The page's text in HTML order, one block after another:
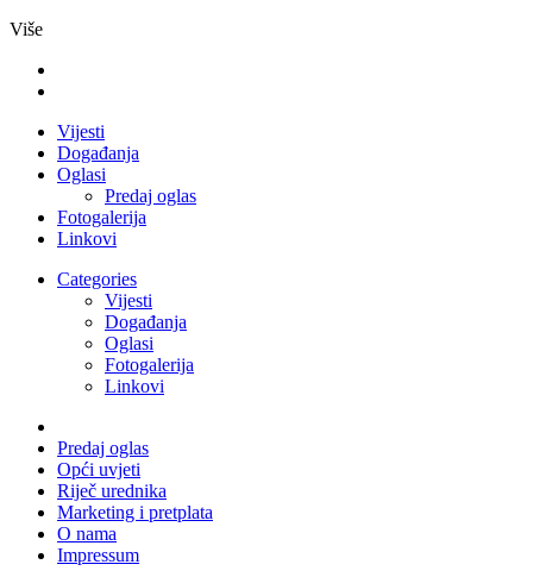
Više
Vijesti
Događanja
Oglasi
Predaj oglas
Fotogalerija
Linkovi
Categories
Vijesti
Događanja
Oglasi
Fotogalerija
Linkovi
Predaj oglas
Opći uvjeti
Riječ urednika
Marketing i pretplata
O nama
Impressum